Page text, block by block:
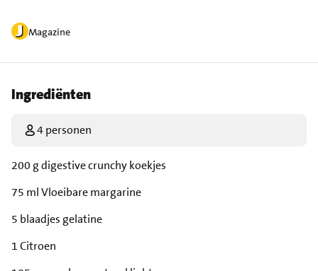
Magazine
Ingrediënten
4 personen
200 g digestive crunchy koekjes
75 ml Vloeibare margarine
5 blaadjes gelatine
1 Citroen